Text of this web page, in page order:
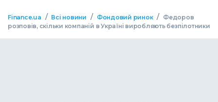
Finance.ua / Всі новини / Фондовий ринок / Федоров
розповів, скільки компаній в Україні виробляють безпілотники